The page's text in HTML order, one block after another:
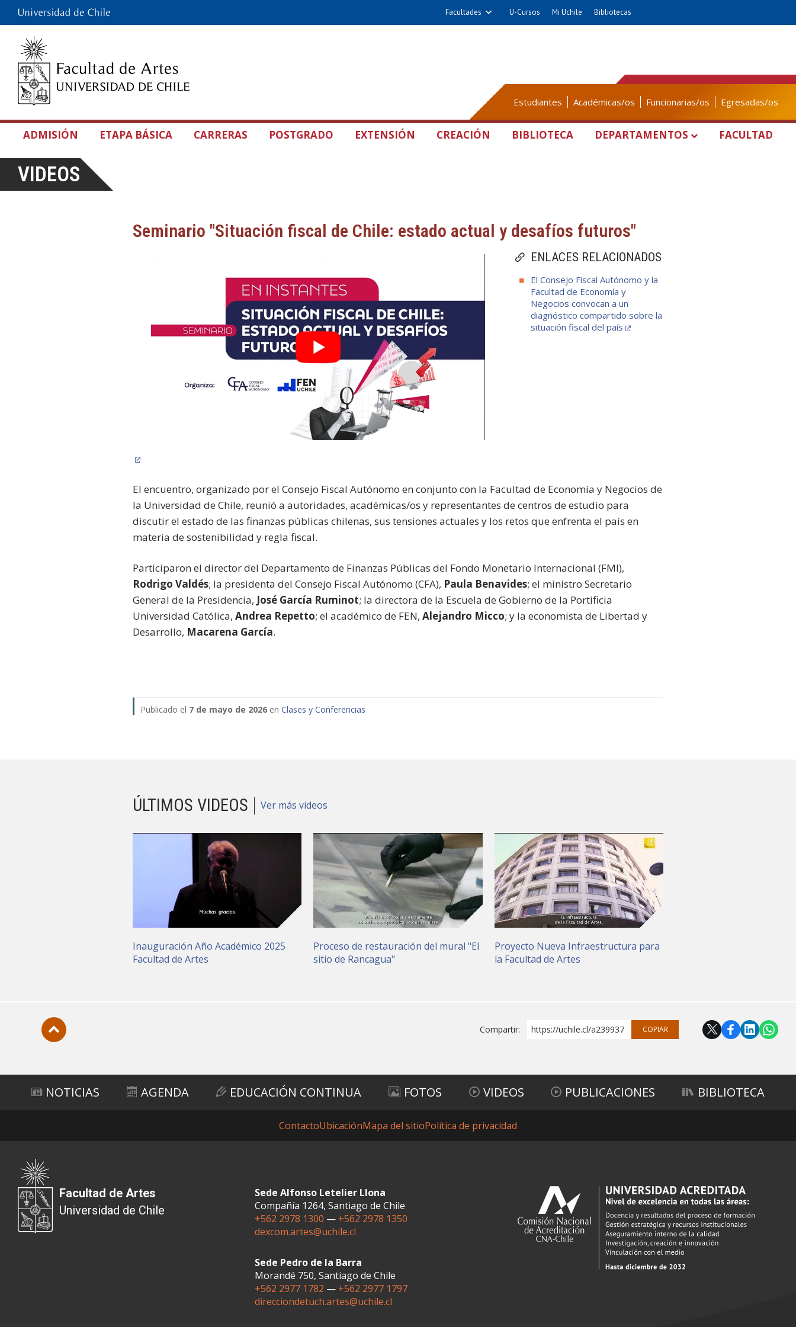
Facultades U-Cursos Mi Uchile Bibliotecas
Estudiantes Académicas/os Funcionarias/os Egresadas/os
ADMISIÓN ETAPA BÁSICA CARRERAS POSTGRADO EXTENSIÓN CREACIÓN BIBLIOTECA DEPARTAMENTOS FACULTAD
VIDEOS
Seminario "Situación fiscal de Chile: estado actual y desafíos futuros"
ENLACES RELACIONADOS
El Consejo Fiscal Autónomo y la
Facultad de Economía y
Negocios convocan a un
diagnóstico compartido sobre la
situación fiscal del país
El encuentro, organizado por el Consejo Fiscal Autónomo en conjunto con la Facultad de Economía y Negocios de
la Universidad de Chile, reunió a autoridades, académicas/os y representantes de centros de estudio para
discutir el estado de las finanzas públicas chilenas, sus tensiones actuales y los retos que enfrenta el país en
materia de sostenibilidad y regla fiscal.
Participaron el director del Departamento de Finanzas Públicas del Fondo Monetario Internacional (FMI),
Rodrigo Valdés; la presidenta del Consejo Fiscal Autónomo (CFA), Paula Benavides; el ministro Secretario
General de la Presidencia, José García Ruminot; la directora de la Escuela de Gobierno de la Portificia
Universidad Católica,Andrea Repetto; el académico de FEN,Alejandro Micco; y la economista de Libertad y
Desarrollo, Macarena García.
Publicado el 7 de mayo de 2026 enClases y Conferencias
ÚLTIMOS VIDEOS Ver más videos
Inauguración Año Académico 2025
Facultad de Artes
Proceso de restauración del mural "El
sitio de Rancagua"
Proyecto Nueva Infraestructura para
la Facultad de Artes
Compartir: https://uchile.cl/a239937 COPIAR
NOTICIAS AGENDA EDUCACIÓN CONTINUA FOTOS VIDEOS PUBLICACIONES BIBLIOTECA
ContactoUbicaciónMapa del sitioPolítica de privacidad
Facultad de Artes
Universidad de Chile
Sede Alfonso Letelier Llona
Compañía 1264, Santiago de Chile
+562 2978 1300 — +562 2978 1350
dexcom.artes@uchile.cl
Sede Pedro de la Barra
Morandé 750, Santiago de Chile
+562 2977 1782 — +562 2977 1797
direcciondetuch.artes@uchile.cl